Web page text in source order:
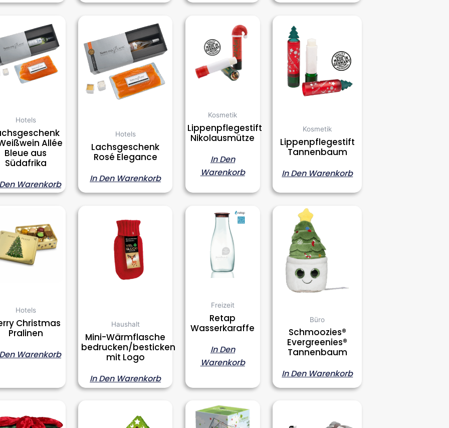
Hotels
Allée
Bleue aus
Südafrika
Warenkorb
Hotels
Lachsgeschenk
Rosé Elegance
In Den Warenkorb
Kosmetik
Lippenpflegestift
Nikolausmütze
In Den
Warenkorb
Kosmetik
Lippenpflegestift
Tannenbaum
In Den Warenkorb
Hotels
Christmas
Pralinen
Warenkorb
Haushalt
Mini-Wärmflasche
bedrucken/besticken
mit Logo
In Den Warenkorb
Freizeit
Retap
Wasserkaraffe
In Den
Warenkorb
Büro
Schmoozies®
Evergreenies®
Tannenbaum
In Den Warenkorb